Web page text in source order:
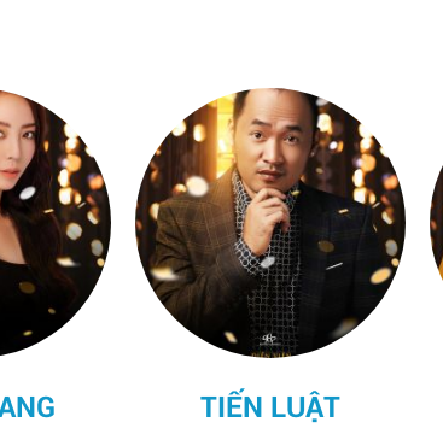
HỮU TIẾN